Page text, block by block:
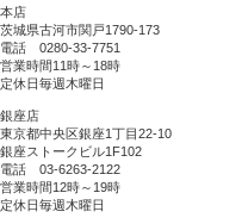
本店
茨城県古河市関戸1790-173
電話 0280-33-7751
営業時間11時～18時
定休日毎週木曜日
銀座店
東京都中央区銀座1丁目22-10
銀座ストークビル1F102
電話 03-6263-2122
営業時間12時～19時
定休日毎週木曜日